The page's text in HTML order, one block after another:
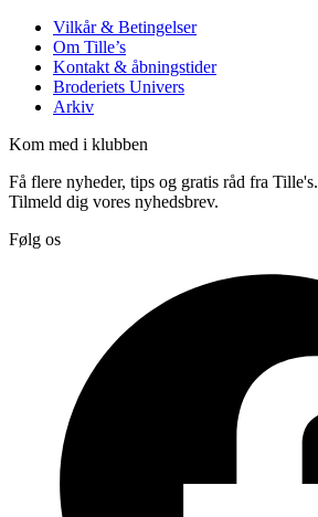
Vilkår & Betingelser
Om Tille’s
Kontakt & åbningstider
Broderiets Univers
Arkiv
Kom med i klubben
Få flere nyheder, tips og gratis råd fra Tille's.
Tilmeld dig vores nyhedsbrev.
Følg os